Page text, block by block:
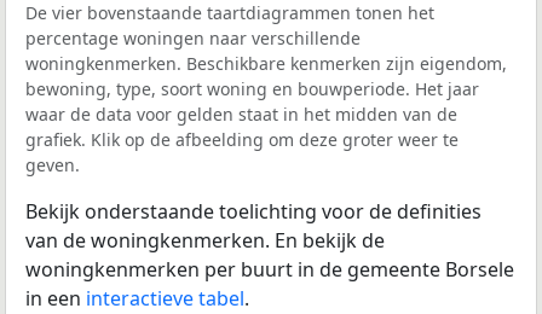
De vier bovenstaande taartdiagrammen tonen het
percentage woningen naar verschillende
woningkenmerken. Beschikbare kenmerken zijn eigendom,
bewoning, type, soort woning en bouwperiode. Het jaar
waar de data voor gelden staat in het midden van de
grafiek. Klik op de afbeelding om deze groter weer te
geven.
Bekijk onderstaande toelichting voor de definities
van de woningkenmerken. En bekijk de
woningkenmerken per buurt in de gemeente Borsele
in een interactieve tabel.